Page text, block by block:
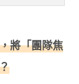
將「團隊焦